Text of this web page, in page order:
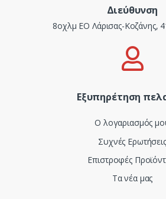
Διεύθυνση
8οχλμ ΕΟ Λάρισας-Κοζάνης,
Εξυπηρέτηση
Ο λογαριασμός
Συχνές Ερωτήσεις
Επιστροφές
Τα νέα μας